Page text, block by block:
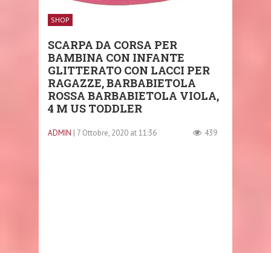
SHOP
SCARPA DA CORSA PER
BAMBINA CON INFANTE
GLITTERATO CON LACCI PER
RAGAZZE, BARBABIETOLA
ROSSA BARBABIETOLA VIOLA,
4 M US TODDLER
ADMIN | 7 Ottobre, 2020 at 11:36 439